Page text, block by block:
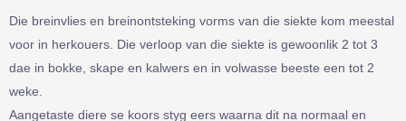
Die breinvlies en breinontsteking vorms van die siekte kom meestal
voor in herkouers. Die verloop van die siekte is gewoonlik 2 tot 3
dae in bokke, skape en kalwers en in volwasse beeste een tot 2
weke.
Aangetaste diere se koors styg eers waarna dit na normaal en